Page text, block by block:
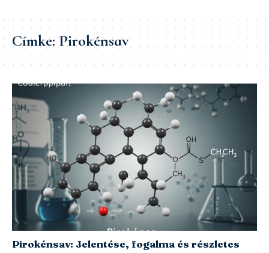
Címke:Pirokénsav
Pirokénsav: Jelentése, fogalma és részletes